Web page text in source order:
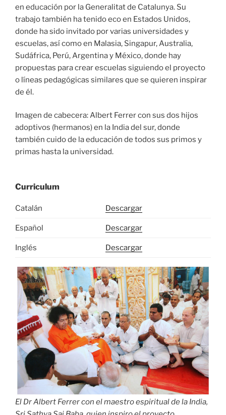
en educación por la Generalitat de Catalunya. Su
trabajo también ha tenido eco en Estados Unidos,
donde ha sido invitado por varias universidades y
escuelas, así como en Malasia, Singapur, Australia,
Sudáfrica, Perú, Argentina y México, donde hay
propuestas para crear escuelas siguiendo el proyecto
o líneas pedagógicas similares que se quieren inspirar
de él.
Imagen de cabecera: Albert Ferrer con sus dos hijos
adoptivos (hermanos) en la India del sur, donde
también cuido de la educación de todos sus primos y
primas hasta la universidad.
Curriculum
Catalán Descargar
Español Descargar
Inglés Descargar
El Dr Albert Ferrer con el maestro espiritual de la India,